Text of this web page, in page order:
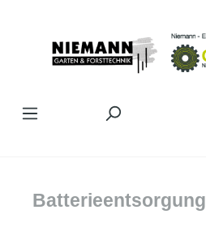
Batterieentsorgung